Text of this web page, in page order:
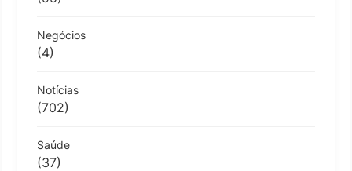
Negócios
(4)
Notícias
(702)
Saúde
(37)